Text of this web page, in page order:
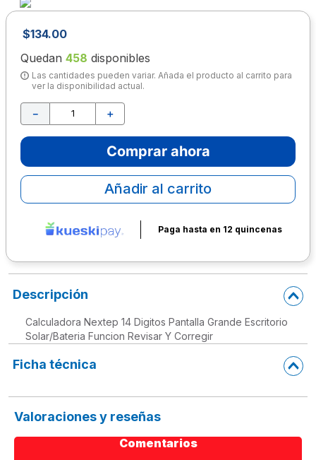
$134.00
Quedan 458 disponibles
Las cantidades pueden variar. Añada el producto al carrito para
ver la disponibilidad actual.
＋
－
Comprar ahora
Añadir al carrito
Paga hasta en 12 quincenas
Descripción
Calculadora Nextep 14 Digitos Pantalla Grande Escritorio
Solar/Bateria Funcion Revisar Y Corregir
Ficha técnica
Valoraciones y reseñas
Comentarios
7.
escolar
8.
sacapuntas
9.
lapiz
. escritorio